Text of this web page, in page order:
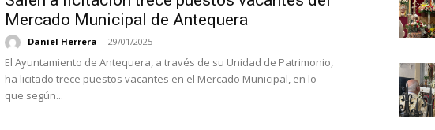
Mercado Municipal de Antequera
Daniel Herrera - 29/01/2025
El Ayuntamiento de Antequera, a través de su Unidad de Patrimonio,
ha licitado trece puestos vacantes en el Mercado Municipal, en lo
que según...